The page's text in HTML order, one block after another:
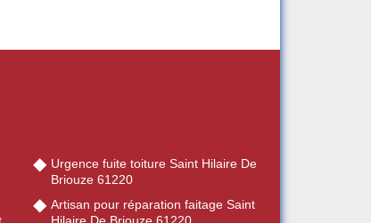
Urgence fuite toiture Saint Hilaire De
Briouze 61220
Artisan pour réparation faitage Saint